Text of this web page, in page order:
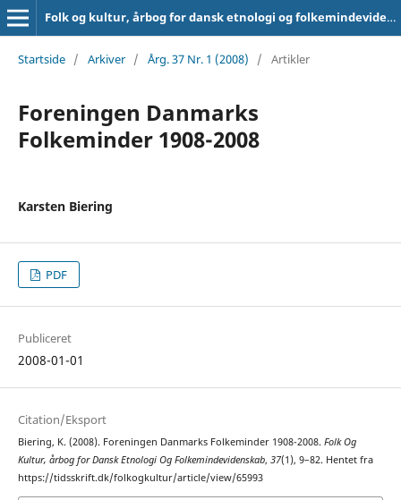
Folk og kultur, årbog for dansk etnologi og folkemindevidenskab
Startside / Arkiver / Årg. 37 Nr. 1 (2008) / Artikler
Foreningen Danmarks
Folkeminder 1908-2008
Karsten Biering
PDF
Publiceret
2008-01-01
Citation/Eksport
Biering, K. (2008). Foreningen Danmarks Folkeminder 1908-2008. Folk Og
Kultur, årbog for Dansk Etnologi Og Folkemindevidenskab, 37(1), 9–82. Hentet fra
https://tidsskrift.dk/folkogkultur/article/view/65993